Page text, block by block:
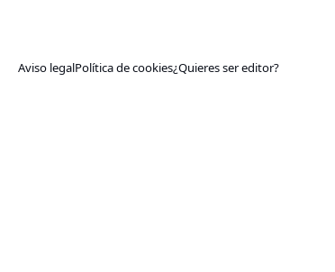
Aviso legalPolítica de cookies¿Quieres ser editor?